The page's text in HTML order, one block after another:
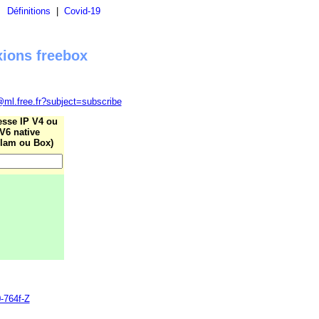
Définitions Covid-19
freebox
IP V4 ou
V6 native
ou Box)
764f-Z